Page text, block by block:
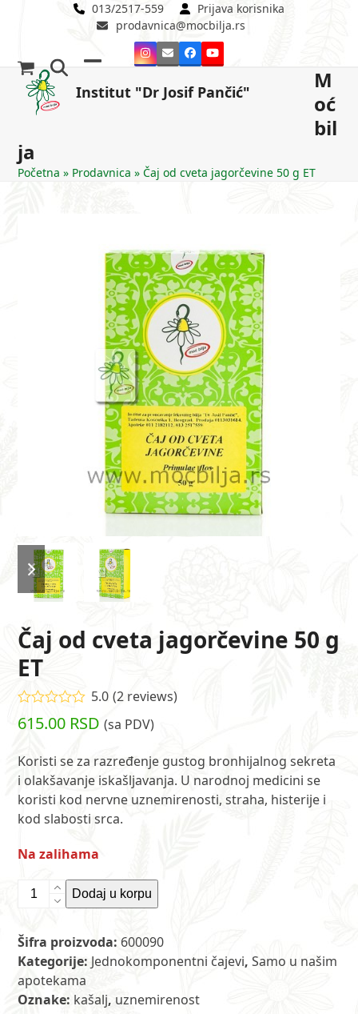
013/2517-559
Prijava korisnika
prodavnica@mocbilja.rs
Instagram
EmailFacebookYouTube
Institut "Dr Josif Pančić"
mobile
mobile
M
oć
bil
ja
Početna » Prodavnica »Čaj od cveta jagorčevine 50 g ET
previous
slide
next
slide
Čaj od cveta jagorčevine 50 g
ET
Ocenjeno
5.00od 5 na
2
ocene kupca
5.0 (2reviews)
615.00 RSD (sa PDV)
Koristi se za razređenje gustog bronhijalnog sekreta
i olakšavanje iskašljavanja. U narodnoj medicini se
koristi kod nervne uznemirenosti, straha, histerije i
kod slabosti srca.
Na zalihama
Čaj
jagorčevine
50
g
ET
Dodaj u korpu
Šifra proizvoda: 600090
Kategorije: Jednokomponentni čajevi,Samo u našim
apotekama
Oznake: kašalj, uznemirenost